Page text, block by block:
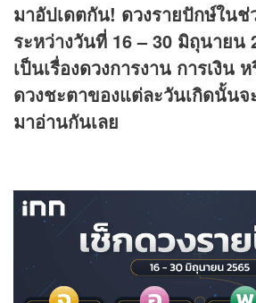
มาอัปเดตกัน! ดวงรายปักษ์ในช่
ระหว่างวันที่ 16 – 30 มิถุนายน
เป็นเรื่องดวงการงาน การเงิน
ดวงชะตาของแต่ละวันเกิดนั้นจ
มาอ่านกันเลย